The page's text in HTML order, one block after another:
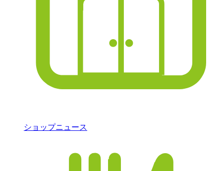
ショップニュース